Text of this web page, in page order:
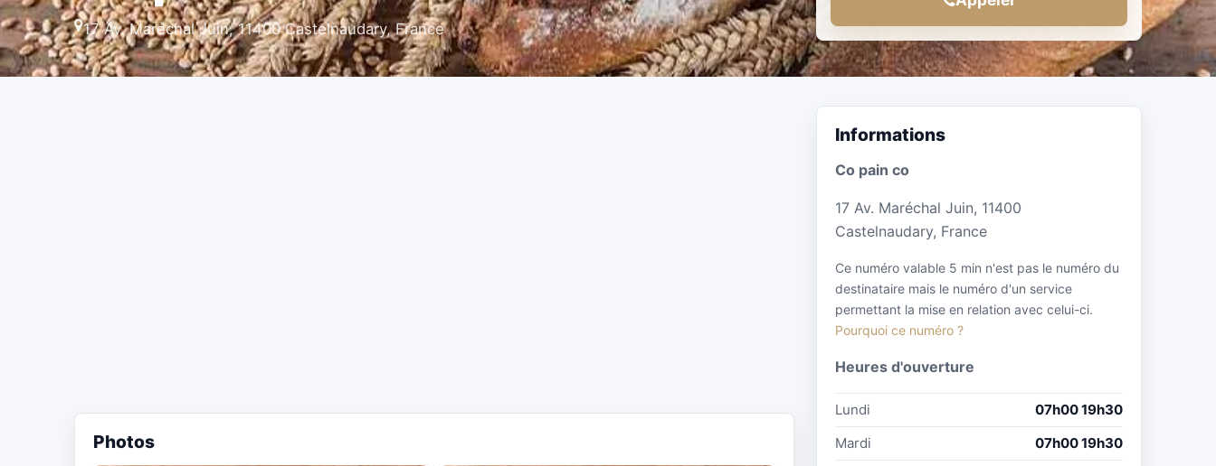
17 Av. Maréchal Juin, 11400 Castelnaudary, France
Photos
Informations
Co pain co
17 Av. Maréchal Juin, 11400
Castelnaudary, France
Ce numéro valable 5 min n'est pas le numéro du
destinataire mais le numéro d'un service
permettant la mise en relation avec celui-ci.
Pourquoi ce numéro ?
Heures d'ouverture
Lundi
07h00 19h30
Mardi
07h00 19h30